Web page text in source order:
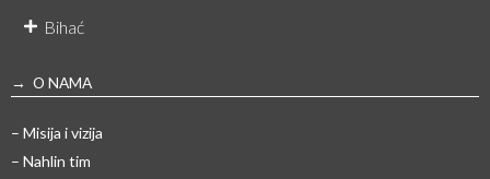
Bihać
→ O NAMA
– Misija i vizija
– Nahlin tim